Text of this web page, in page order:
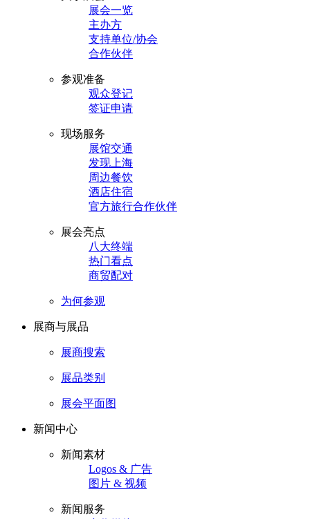
展会一览
主办方
支持单位/协会
合作伙伴
参观准备
观众登记
签证申请
现场服务
展馆交通
发现上海
周边餐饮
酒店住宿
官方旅行合作伙伴
展会亮点
八大终端
热门看点
商贸配对
为何参观
展商与展品
展商搜索
展品类别
展会平面图
新闻中心
新闻素材
Logos & 广告
图片 & 视频
新闻服务